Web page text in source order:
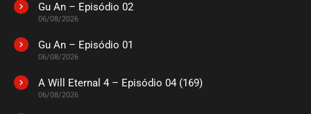
agosto 30, 2020
Gu An – Episódio 02
06/08/2026
Gu An – Episódio 01
06/08/2026
A Will Eternal 4 – Episódio 04 (169)
06/08/2026